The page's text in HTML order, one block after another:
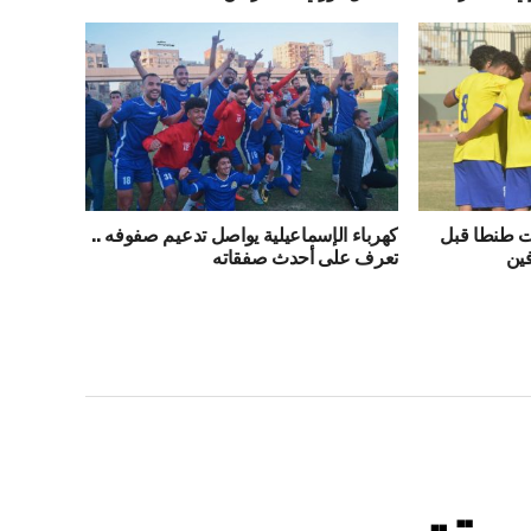
طنطا قبل كهرباء الإسماعيلية يواصل تدعيم صفوفه ..
تعرف على أحدث صفقاته